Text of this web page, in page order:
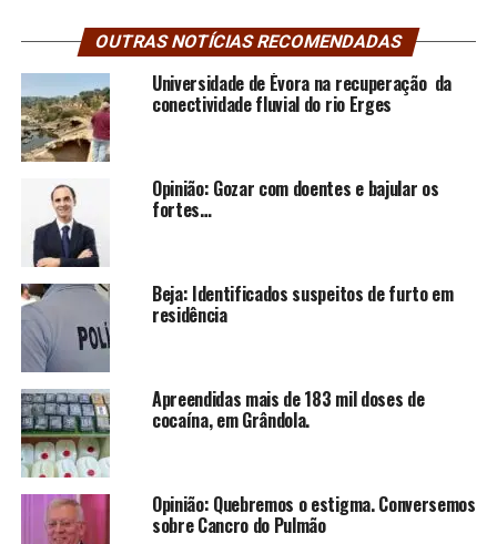
OUTRAS NOTÍCIAS RECOMENDADAS
Universidade de Évora na recuperação da
conectividade fluvial do rio Erges
Opinião: Gozar com doentes e bajular os
fortes…
Beja: Identificados suspeitos de furto em
residência
Apreendidas mais de 183 mil doses de
cocaína, em Grândola.
Opinião: Quebremos o estigma. Conversemos
sobre Cancro do Pulmão